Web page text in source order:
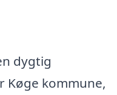
dygtig
Køge kommune,